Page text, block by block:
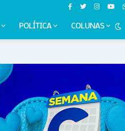
POLÍTICA COLUNAS